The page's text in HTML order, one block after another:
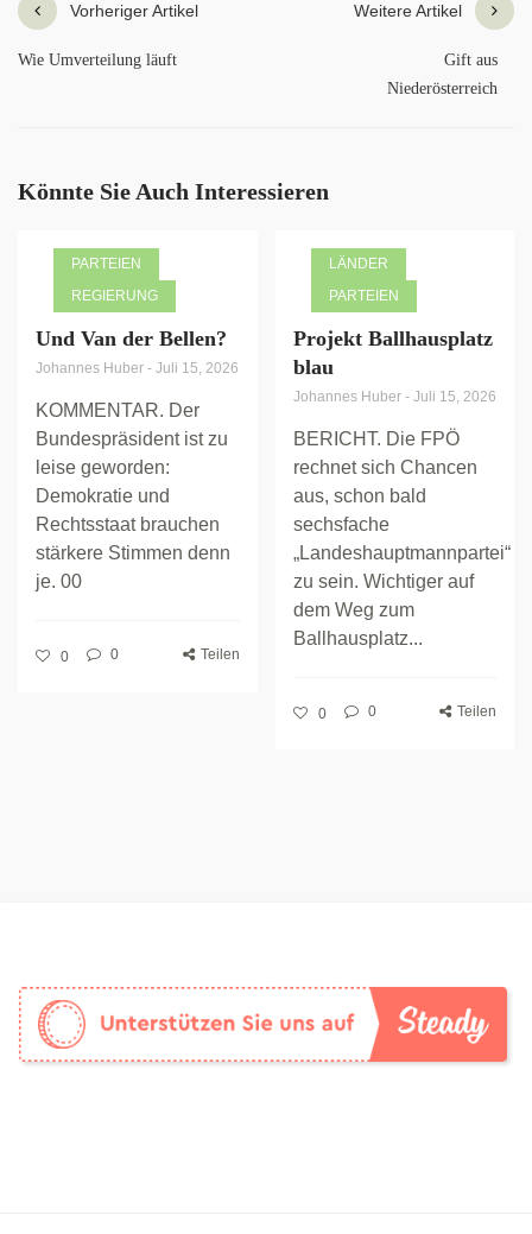
Vorheriger Artikel
Wie Umverteilung läuft
Weitere Artikel
Gift aus
Niederösterreich
Könnte Sie Auch Interessieren
PARTEIEN
REGIERUNG
Und Van der Bellen?
Johannes Huber - Juli 15, 2026
KOMMENTAR. Der
Bundespräsident ist zu
leise geworden:
Demokratie und
Rechtsstaat brauchen
stärkere Stimmen denn
je. 00
0 0 Teilen
LÄNDER
PARTEIEN
Projekt Ballhausplatz
blau
Johannes Huber - Juli 15, 2026
BERICHT. Die FPÖ
rechnet sich Chancen
aus, schon bald
sechsfache
„Landeshauptmannpartei“
zu sein. Wichtiger auf
dem Weg zum
Ballhausplatz...
0 0 Teilen